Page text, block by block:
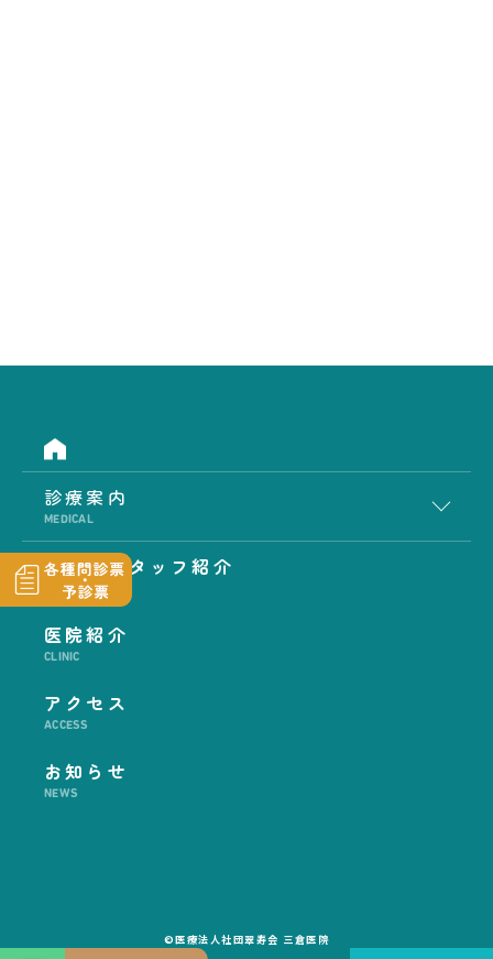
診療案内
MEDICAL
医師・スタッフ紹介
STAFF
医院紹介
CLINIC
アクセス
ACCESS
お知らせ
NEWS
©医療法人社団翠寿会 三倉医院